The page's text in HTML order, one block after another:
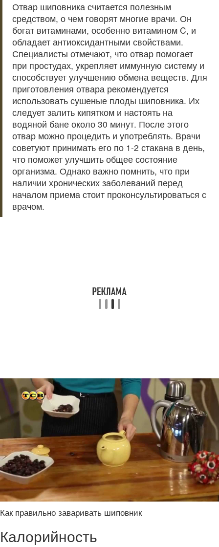
Отвар шиповника считается полезным
средством, о чем говорят многие врачи. Он
богат витаминами, особенно витамином C, и
обладает антиоксидантными свойствами.
Специалисты отмечают, что отвар помогает
при простудах, укрепляет иммунную систему и
способствует улучшению обмена веществ. Для
приготовления отвара рекомендуется
использовать сушеные плоды шиповника. Их
следует залить кипятком и настоять на
водяной бане около 30 минут. После этого
отвар можно процедить и употреблять. Врачи
советуют принимать его по 1-2 стакана в день,
что поможет улучшить общее состояние
организма. Однако важно помнить, что при
наличии хронических заболеваний перед
началом приема стоит проконсультироваться с
врачом.
Как правильно заваривать шиповник
Калорийность